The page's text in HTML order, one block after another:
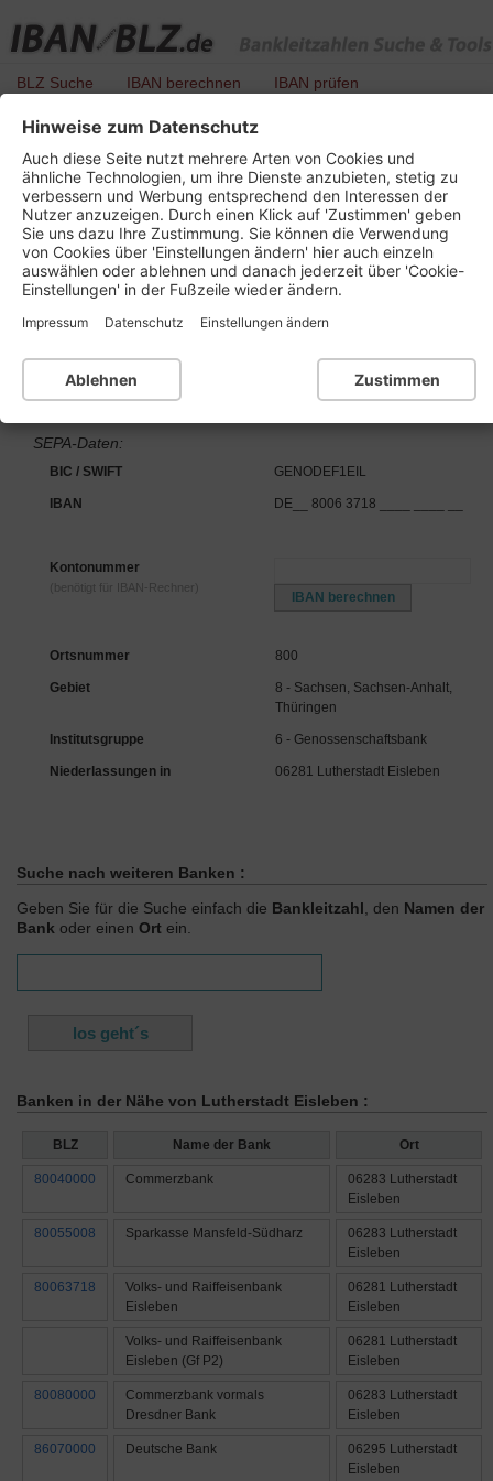
BLZ Suche IBAN berechnen IBAN prüfen
BLZ 800 637 18 - Volks- und Raiffeisenbank
Eisleben
Details zu dieser Bankleitzahl :
Kurzbezeichnung
BLZ 800 637 18
Institutsnummer für PAN
SEPA-Daten:
BIC / SWIFT GENODEF1EIL
IBAN DE__ 8006 3718 ____ ____ __
Kontonummer
(benötigt für IBAN-Rechner)
Ortsnummer 800
Gebiet
8 - Sachsen, Sachsen-Anhalt,
Thüringen
Institutsgruppe 6 - Genossenschaftsbank
Niederlassungen in 06281 Lutherstadt Eisleben
Suche nach weiteren Banken :
Geben Sie für die Suche einfach die Bankleitzahl , den Namen der
Bank oder einen Ort ein.
Banken in der Nähe von Lutherstadt Eisleben :
BLZ Name der Bank Ort
80040000 Commerzbank
06283 Lutherstadt
Eisleben
80055008 Sparkasse Mansfeld-Südharz
06283 Lutherstadt
Eisleben
80063718
Volks- und Raiffeisenbank
Eisleben
06281 Lutherstadt
Eisleben
Volks- und Raiffeisenbank
Eisleben (Gf P2)
06281 Lutherstadt
Eisleben
80080000
Commerzbank vormals
Dresdner Bank
06283 Lutherstadt
Eisleben
86070000 Deutsche Bank
06295 Lutherstadt
Eisleben
Hinweise zum Datenschutz
Auch diese Seite nutzt mehrere Arten von Cookies und
ähnliche Technologien, um ihre Dienste anzubieten, stetig zu
verbessern und Werbung entsprechend den Interessen der
Nutzer anzuzeigen. Durch einen Klick auf 'Zustimmen' geben
Sie uns dazu Ihre Zustimmung. Sie können die Verwendung
von Cookies über 'Einstellungen ändern' hier auch einzeln
auswählen oder ablehnen und danach jederzeit über 'Cookie-
Einstellungen' in der Fußzeile wieder ändern.
Impressum Datenschutz Einstellungen ändern
Ablehnen Zustimmen